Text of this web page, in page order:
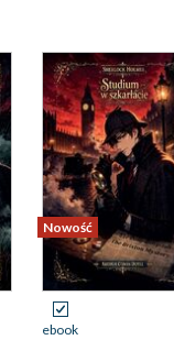
Nowość
ebook